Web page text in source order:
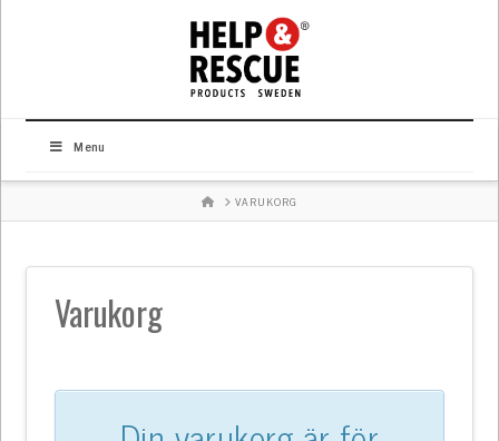
Menu
HOMEVARUKORG
Varukorg